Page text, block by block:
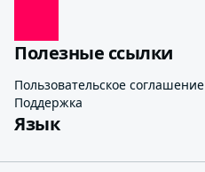
Полезные ссылки
Пользовательское соглашение
Поддержка
Язык